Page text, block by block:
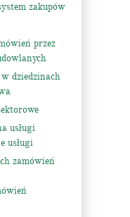
zakupów
przez
dziedzinach
usługi
usługi
zamówień